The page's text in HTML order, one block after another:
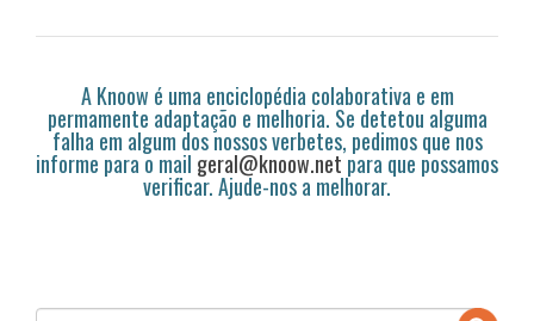
A Knoow é uma enciclopédia colaborativa e em
permamente adaptação e melhoria. Se detetou alguma
falha em algum dos nossos verbetes, pedimos que nos
informe para o mail geral@knoow.netpara que possamos
verificar. Ajude-nos a melhorar.